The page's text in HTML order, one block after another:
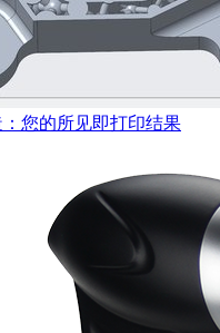
您的所见即打印结果